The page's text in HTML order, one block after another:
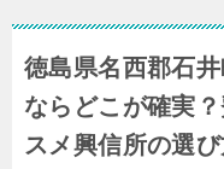
徳島県名西郡石
ならどこが確実
スメ興信所の選